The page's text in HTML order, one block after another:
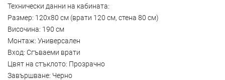
Технически данни на кабината:
Размер: 120x80 см (врати 120 см, стена 80 см)
Височина: 190 см
Монтаж: Универсален
Вход: Сгъваеми врати
Цвят на стъклото: Прозрачно
Завършване: Черно